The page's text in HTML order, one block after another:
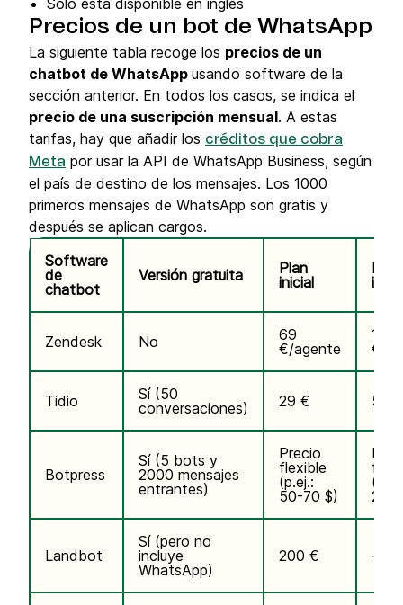
Solo está disponible en inglés
Precios de un bot de WhatsApp
La siguiente tabla recoge los precios de un
chatbot de WhatsApp usando software de la
sección anterior. En todos los casos, se indica el
precio de una suscripción mensual. A estas
tarifas, hay que añadir los créditos que cobra
Meta por usar la API de WhatsApp Business, según
el país de destino de los mensajes. Los 1000
primeros mensajes de WhatsApp son gratis y
después se aplican cargos.
Software
de
chatbot
Versión gratuita
Plan
inicial
Plan
Zendesk No
69
€/agente
115
€/
Tidio
Sí (50
conversaciones)
29 € 59 €
Botpress
Sí (5 bots y
2000 mensajes
entrantes)
Precio
flexible
(p.ej.:
50-70 $)
200
Landbot
Sí (pero no
incluye
WhatsApp)
200 € -